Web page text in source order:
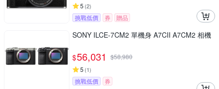
5 (2)
挑戰低價 券 贈品
SONY ILCE-7CM2 單機身 A7CII A7CM2 相機
$56,031 $58,980
5 (1)
挑戰低價 券